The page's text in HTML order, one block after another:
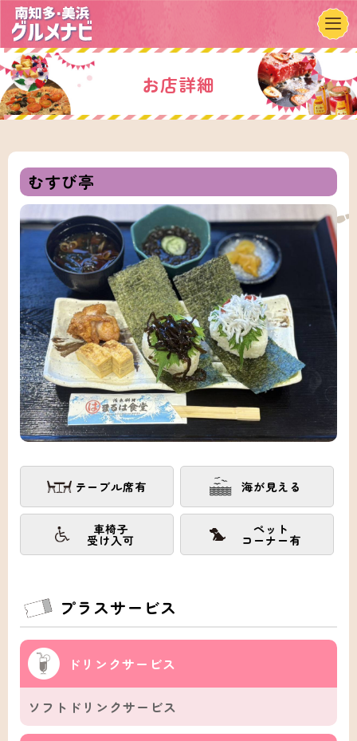
お店詳細
むすび亭
テーブル席有 海が見える
車椅子
受け入可
ペット
コーナー有
プラスサービス
ドリンクサービス
ソフトドリンクサービス